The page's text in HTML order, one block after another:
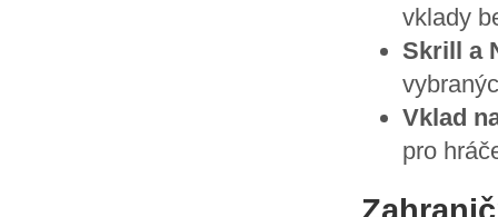
vklady
Skrill a
Vklad
pro